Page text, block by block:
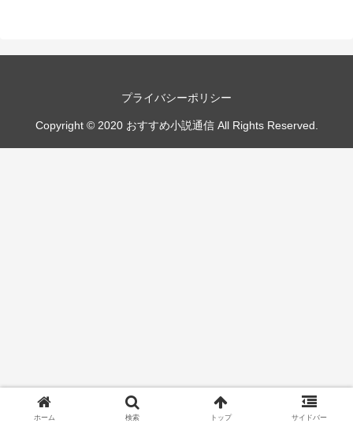
プライバシーポリシー
Copyright © 2020 おすすめ小説通信 All Rights Reserved.
ホーム 検索 トップ サイドバー